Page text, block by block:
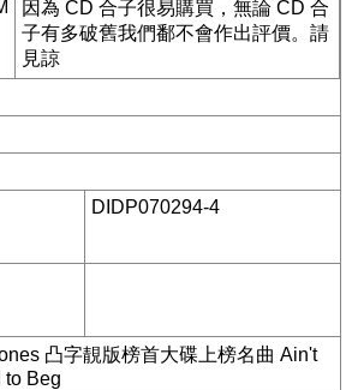
因為 CD 合子很易購買，無論 CD 合
子有多破舊我們鄱不會作出評價。請
見諒
DIDP070294-4
凸字靚版榜首大碟上榜名曲 Ain't
to Beg